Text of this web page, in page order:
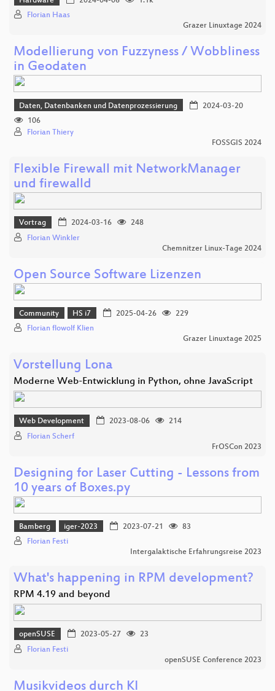
Florian Haas
Grazer Linuxtage 2024
Modellierung von Fuzzyness / Wobbliness
in Geodaten
Daten, Datenbanken und Datenprozessierung
2024-03-20
106
Florian Thiery
FOSSGIS 2024
Flexible Firewall mit NetworkManager
und firewalld
Vortrag 2024-03-16
248
Florian Winkler
Chemnitzer Linux-Tage 2024
Open Source Software Lizenzen
Community HS i7 2025-04-26
229
Florian flowolf Klien
Grazer Linuxtage 2025
Vorstellung Lona
Moderne Web-Entwicklung in Python, ohne JavaScript
Web Development 2023-08-06
214
Florian Scherf
FrOSCon 2023
Designing for Laser Cutting - Lessons from
10 years of Boxes.py
Bamberg iger-2023 2023-07-21
83
Florian Festi
Intergalaktische Erfahrungsreise 2023
What's happening in RPM development?
RPM 4.19 and beyond
openSUSE 2023-05-27
23
Florian Festi
openSUSE Conference 2023
Musikvideos durch KI